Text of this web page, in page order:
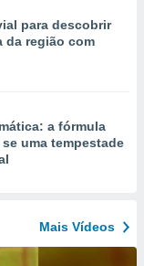
para descobrir
da região com
a fórmula
uma tempestade
Mais Vídeos